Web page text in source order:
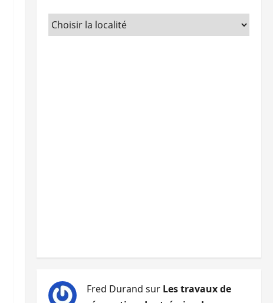
Fred Durand sur Les travaux de